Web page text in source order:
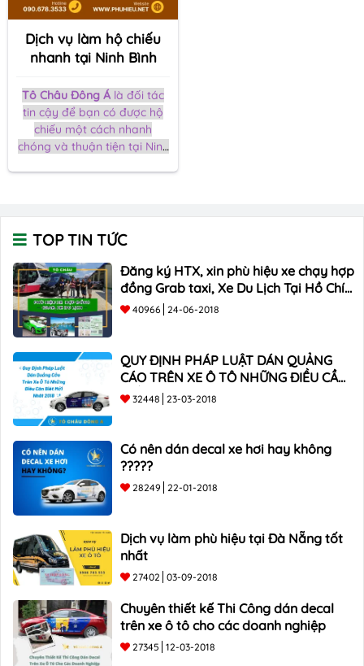
Dịch vụ làm hộ chiếu
nhanh tại Ninh Bình
Tô Châu Đông Á là đối tác
tin cậy để bạn có được hộ
chiếu một cách nhanh
chóng và thuận tiện tại Ninh
trình làm hộ chiếu đơn giản
và hiệu quả. Chúng tôi tập
trung vào việc giúp bạn tiết
kiệm thời gian và nỗ lực.
TOP TIN TỨC
Đăng ký HTX, xin phù hiệu xe chạy hợp
đồng Grab taxi, Xe Du Lịch Tại Hồ Chí
Minh Giá Rẻ
40966 24-06-2018
QUY ĐỊNH PHÁP LUẬT DÁN QUẢNG
CÁO TRÊN XE Ô TÔ NHỮNG ĐIỀU CẦN
BIẾT mới nhất 2018 ???
32448 23-03-2018
Có nên dán decal xe hơi hay không
?????
28249 22-01-2018
Dịch vụ làm phù hiệu tại Đà Nẵng tốt
nhất
27402 03-09-2018
Chuyên thiết kế Thi Công dán decal
trên xe ô tô cho các doanh nghiệp
27345 12-03-2018